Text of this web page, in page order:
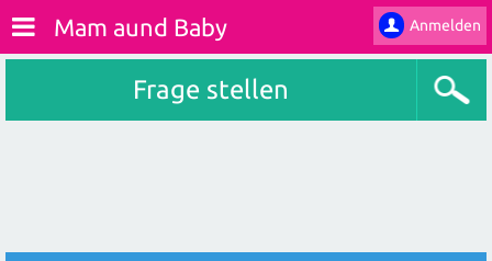
Anmelden
Mam aund Baby
Frage stellen